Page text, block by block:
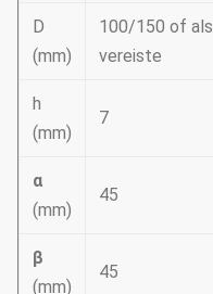
D
(mm)
100/150 of als
vereiste
h
(mm)
7
α
(mm)
45
β
(mm)
45